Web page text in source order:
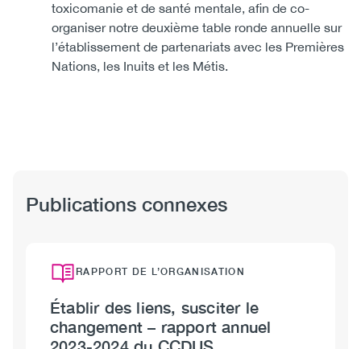
toxicomanie et de santé mentale, afin de co-
organiser notre deuxième table ronde annuelle sur
l’établissement de partenariats avec les Premières
Nations, les Inuits et les Métis.
Publications connexes
RAPPORT DE L’ORGANISATION
Établir des liens, susciter le
changement – rapport annuel